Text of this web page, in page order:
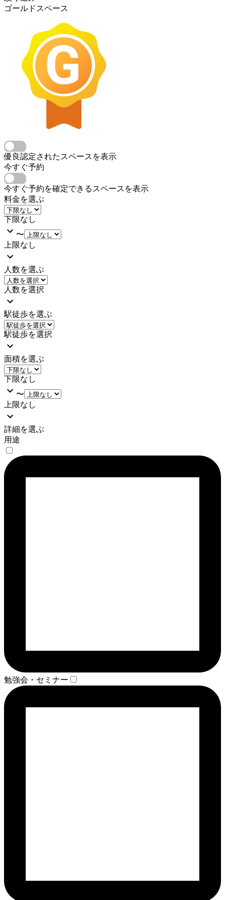
ゴールドスペース
優良認定されたスペースを表示
今すぐ予約
今すぐ予約を確定できるスペースを表示
料金を選ぶ
下限なし
〜
上限なし
人数を選ぶ
人数を選択
駅徒歩を選ぶ
駅徒歩を選択
面積を選ぶ
下限なし
〜
上限なし
詳細を選ぶ
用途
勉強会・セミナー